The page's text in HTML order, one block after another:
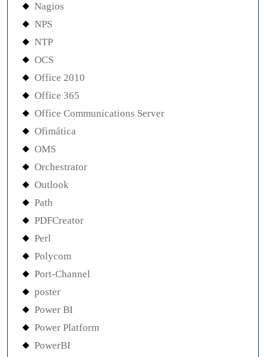
Nagios
NPS
NTP
OCS
Office 2010
Office 365
Office Communications Server
Ofimática
OMS
Orchestrator
Outlook
Path
PDFCreator
Perl
Polycom
Port-Channel
poster
Power BI
Power Platform
PowerBI